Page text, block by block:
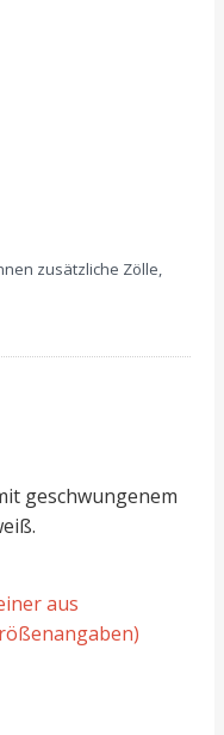
zusätzliche Zölle,
geschwungenem
aus